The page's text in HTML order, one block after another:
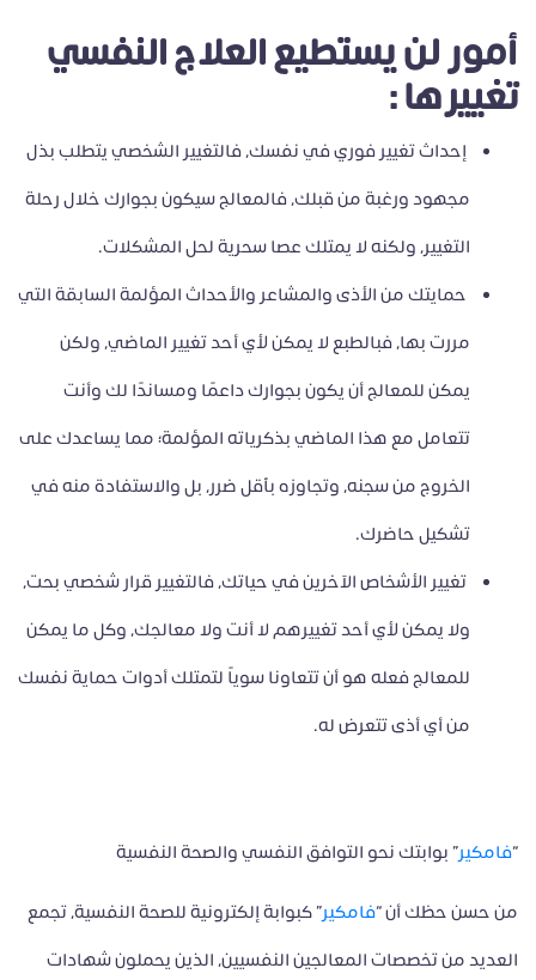
أمور لن يستطيع العلاج النفسي
تغييرها :
إحداث تغيير فوري في نفسك، فالتغيير الشخصي يتطلب بذل
مجهود ورغبة من قبلك، فالمعالج سيكون بجوارك خلال رحلة
التغيير، ولكنه لا يمتلك عصا سحرية لحل المشكلات.
حمايتك من الأذى والمشاعر والأحداث المؤلمة السابقة التي
مررت بها، فبالطبع لا يمكن لأي أحد تغيير الماضي، ولكن
يمكن للمعالج أن يكون بجوارك داعمًا ومساندًا لك وأنت
تتعامل مع هذا الماضي بذكرياته المؤلمة؛ مما يساعدك على
الخروج من سجنه، وتجاوزه بأقل ضرر، بل والاستفادة منه في
تشكيل حاضرك.
تغيير الأشخاص الآخرين في حياتك، فالتغيير قرار شخصي بحت،
ولا يمكن لأي أحد تغييرهم لا أنت ولا معالجك، وكل ما يمكن
للمعالج فعله هو أن تتعاونا سوياً لتمتلك أدوات حماية نفسك
من أي أذى تتعرض له.
“فامكير” بوابتك نحو التوافق النفسي والصحة النفسية
من حسن حظك أن “فامكير” كبوابة إلكترونية للصحة النفسية، تجمع
العديد من تخصصات المعالجين النفسيين، الذين يحملون شهادات